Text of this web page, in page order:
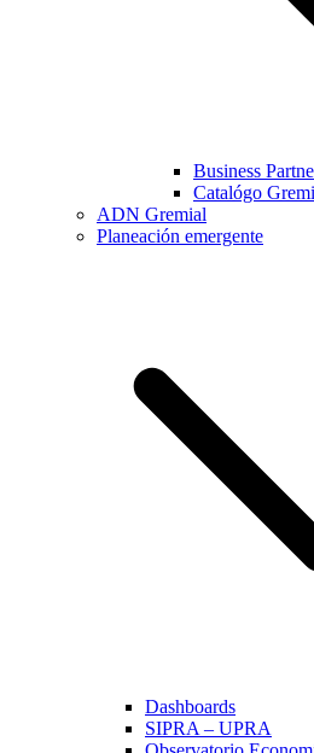
Business
Catalógo
ADN Gremial
Planeación emergente
Dashboards
SIPRA – UPRA